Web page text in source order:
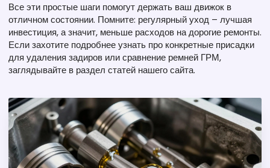
Все эти простые шаги помогут держать ваш движок в
отличном состоянии. Помните: регулярный уход – лучшая
инвестиция, а значит, меньше расходов на дорогие ремонты.
Если захотите подробнее узнать про конкретные присадки
для удаления задиров или сравнение ремней ГРМ,
заглядывайте в раздел статей нашего сайта.